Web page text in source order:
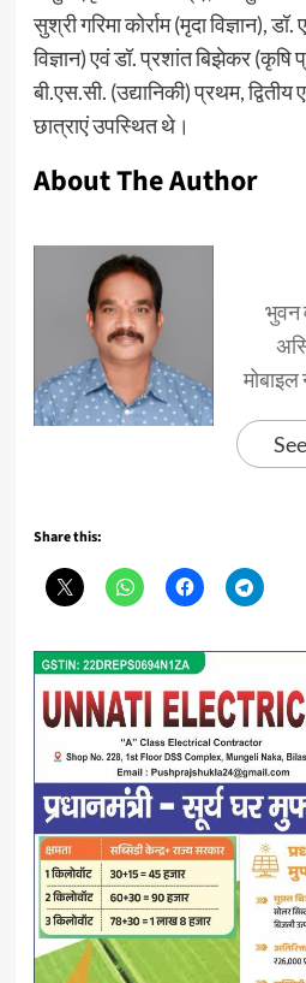
सुश्री गरिमा कोर्राम (मृदा विज्ञान),
विज्ञान) एवं डॉ. प्रशांत बिझेकर (कृषि
बी.एस.सी. (उद्यानिकी) प्रथम,
छात्राएं उपस्थित थे।
About The Author
भुवन
Share this: